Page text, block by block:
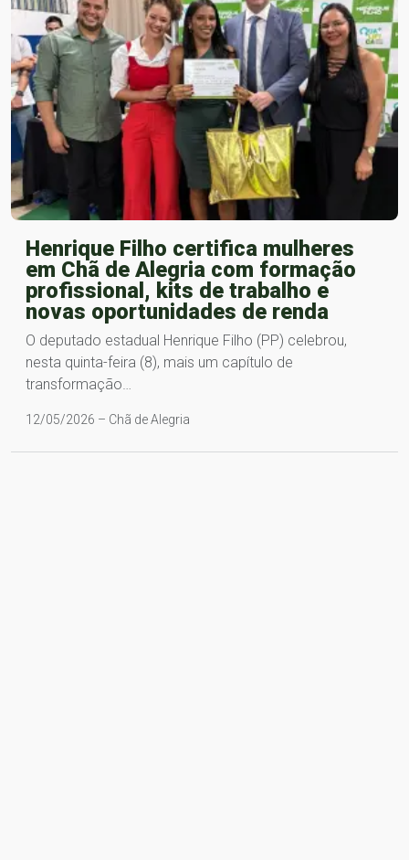
Henrique Filho certifica mulheres
em Chã de Alegria com formação
profissional, kits de trabalho e
novas oportunidades de renda
O deputado estadual Henrique Filho (PP) celebrou,
nesta quinta-feira (8), mais um capítulo de
transformação…
12/05/2026 – Chã de Alegria